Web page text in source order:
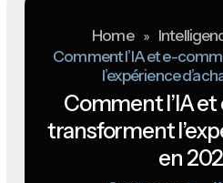
Home »
Comment l’IA et e-
l’expérience
Comment l’IA
transforment
en